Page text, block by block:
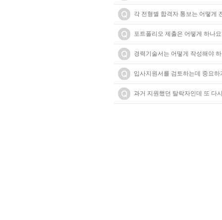
각 전형별 합격자 통보는 어떻게
포트폴리오 제출은 어떻게 하나
경력기술서는 어떻게 작성해야
입사지원서를 검토하는데 중요
과거 지원했던 탈락자인데 또 다